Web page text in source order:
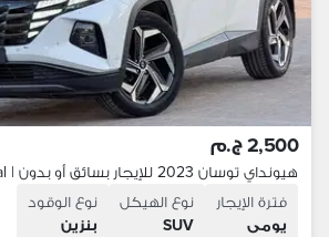
2,500 ج.م
فترة الإيجار
يومى
نوع الهيكل
SUV
نوع الوقود
بنزين